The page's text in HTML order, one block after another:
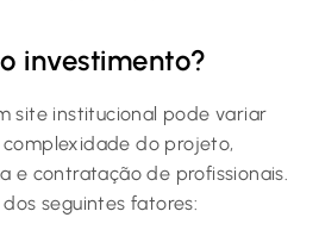
investimento?
site institucional pode variar
do projeto,
e contratação de profissionais.
seguintes fatores: